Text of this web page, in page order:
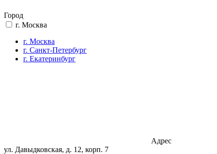
Город
г. Москва
г. Москва
г. Санкт-Петербург
г. Екатеринбург
Адрес
ул. Давыдковская, д. 12, корп. 7